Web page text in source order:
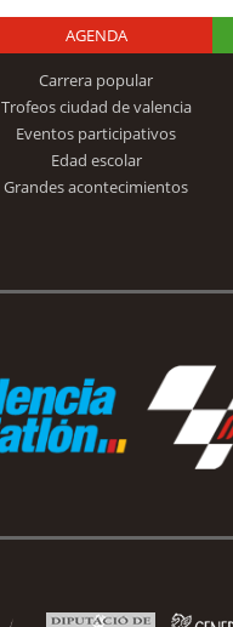
Logo Fundación
Trinidad Alfonso
AGENDA
Carrera popular
Trofeos ciudad de valencia
Eventos participativos
Edad escolar
Grandes acontecimientos